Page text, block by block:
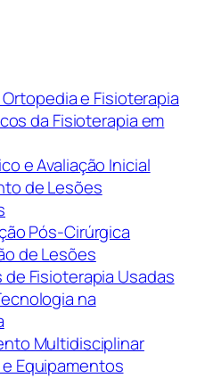
e Fisioterapia
da Fisioterapia em
e Avaliação Inicial
de Lesões
Pós-Cirúrgica
de Lesões
de Fisioterapia Usadas
na
Multidisciplinar
Equipamentos